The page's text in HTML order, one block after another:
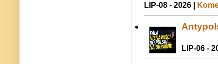
LIP-08 - 2026 |
LIP-06 -